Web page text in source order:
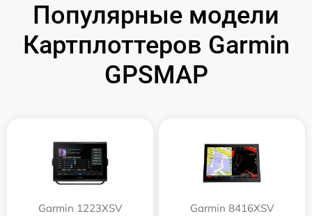
Популярные модели
Картплоттеров Garmin
GPSMAP
Garmin 1223XSV Garmin 8416XSV